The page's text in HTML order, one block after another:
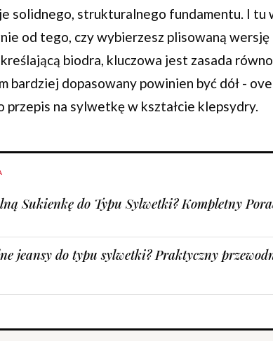
solidnego, strukturalnego fundamentu. I tu
od tego, czy wybierzesz plisowaną wersję
biodra, kluczowa jest zasada
bardziej dopasowany powinien być dół -
na sylwetkę w kształcie klepsydry.
Sukienkę do Typu Sylwetki? Kompletny
jeansy do typu sylwetki? Praktyczny